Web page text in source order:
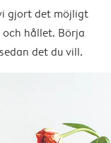
gjort det möjligt
hållet. Börja
det du vill.